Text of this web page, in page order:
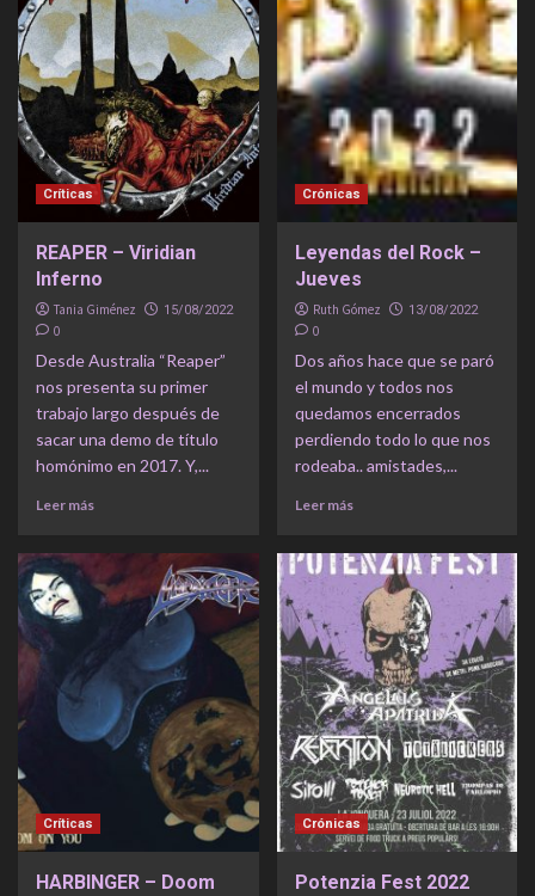
Críticas
REAPER – Viridian
Inferno
Tania Giménez 15/08/2022
0
Desde Australia “Reaper”
nos presenta su primer
trabajo largo después de
sacar una demo de título
homónimo en 2017. Y,...
Leer más
Crónicas
Leyendas del Rock –
Jueves
Ruth Gómez 13/08/2022
0
Dos años hace que se paró
el mundo y todos nos
quedamos encerrados
perdiendo todo lo que nos
rodeaba.. amistades,...
Leer más
Críticas
HARBINGER – Doom
Crónicas
Potenzia Fest 2022